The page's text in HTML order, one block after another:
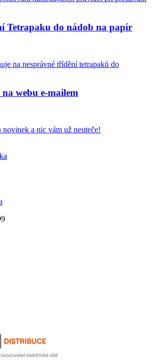
Tetrapaku do nádob na papír
na nesprávné třídění tetrapaků do
webu e-mailem
novinek a nic vám už neuteče!